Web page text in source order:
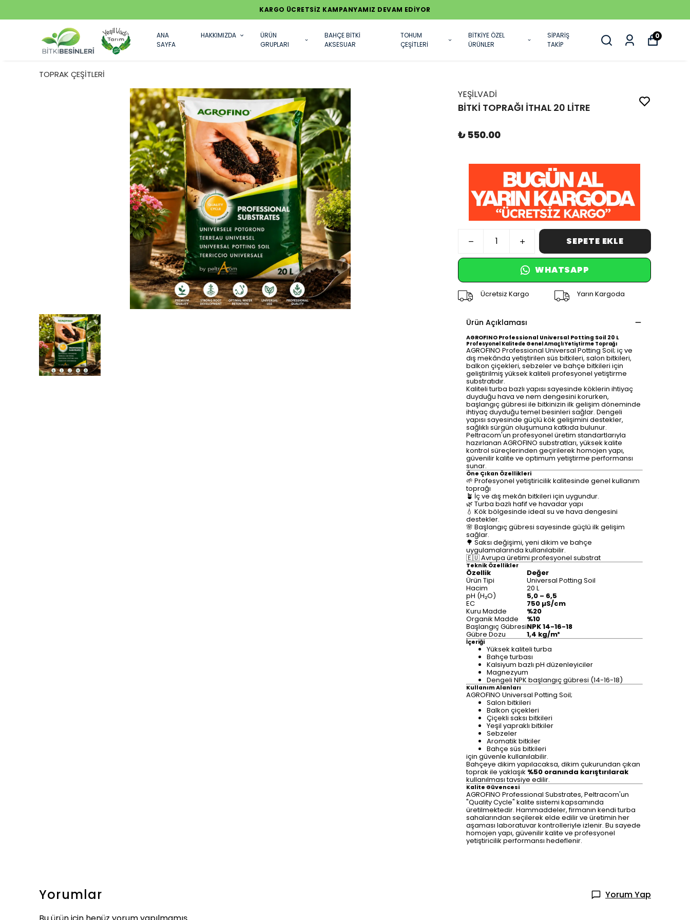
KARGO ÜCRETSİZ KAMPANYAMIZ DEVAM EDİYOR
ANA
SAYFA
HAKKIMIZDA
ÜRÜN
GRUPLARI
BAHÇE BİTKİ
AKSESUAR
TOHUM
ÇEŞİTLERİ
BİTKİYE ÖZEL
ÜRÜNLER
SİPARİŞ
TAKİP
0
TOPRAK ÇEŞİTLERİ
YEŞİLVADİ
BİTKİ TOPRAĞI İTHAL 20 LİTRE
₺ 550.00
SEPETE EKLE
WHATSAPP
Ücretsiz Kargo Yarın Kargoda
Ürün Açıklaması
AGROFINO Professional Universal Potting Soil 20 L
Profesyonel Kalitede Genel Amaçlı Yetiştirme Toprağı
AGROFINO Professional Universal Potting Soil; iç ve
dış mekânda yetiştirilen süs bitkileri, salon bitkileri,
balkon çiçekleri, sebzeler ve bahçe bitkileri için
geliştirilmiş yüksek kaliteli profesyonel yetiştirme
substratıdır.
Kaliteli turba bazlı yapısı sayesinde köklerin ihtiyaç
duyduğu hava ve nem dengesini korurken,
başlangıç gübresi ile bitkinizin ilk gelişim döneminde
ihtiyaç duyduğu temel besinleri sağlar. Dengeli
yapısı sayesinde güçlü kök gelişimini destekler,
sağlıklı sürgün oluşumuna katkıda bulunur.
Peltracom'un profesyonel üretim standartlarıyla
hazırlanan AGROFINO substratları, yüksek kalite
kontrol süreçlerinden geçirilerek homojen yapı,
güvenilir kalite ve optimum yetiştirme performansı
sunar.
Öne Çıkan Özellikleri
🌱 Profesyonel yetiştiricilik kalitesinde genel kullanım
toprağı
🪴 İç ve dış mekân bitkileri için uygundur.
🌿 Turba bazlı hafif ve havadar yapı
💧 Kök bölgesinde ideal su ve hava dengesini
destekler.
🌸 Başlangıç gübresi sayesinde güçlü ilk gelişim
sağlar.
🌳 Saksı değişimi, yeni dikim ve bahçe
uygulamalarında kullanılabilir.
🇪🇺 Avrupa üretimi profesyonel substrat
Teknik Özellikler
Özellik Değer
Ürün Tipi Universal Potting Soil
Hacim 20 L
pH (H₂O) 5,0 – 6,5
EC 750 µS/cm
Kuru Madde %20
Organik Madde %10
Başlangıç GübresiNPK 14-16-18
Gübre Dozu 1,4 kg/m³
İçeriği
Yüksek kaliteli turba
Bahçe turbası
Kalsiyum bazlı pH düzenleyiciler
Magnezyum
Dengeli NPK başlangıç gübresi (14-16-18)
Kullanım Alanları
AGROFINO Universal Potting Soil;
Salon bitkileri
Balkon çiçekleri
Çiçekli saksı bitkileri
Yeşil yapraklı bitkiler
Sebzeler
Aromatik bitkiler
Bahçe süs bitkileri
için güvenle kullanılabilir.
Bahçeye dikim yapılacaksa, dikim çukurundan çıkan
toprak ile yaklaşık %50 oranında karıştırılarak
kullanılması tavsiye edilir.
Kalite Güvencesi
AGROFINO Professional Substrates, Peltracom'un
"Quality Cycle" kalite sistemi kapsamında
üretilmektedir. Hammaddeler, firmanın kendi turba
sahalarından seçilerek elde edilir ve üretimin her
aşaması laboratuvar kontrolleriyle izlenir. Bu sayede
homojen yapı, güvenilir kalite ve profesyonel
yetiştiricilik performansı hedeflenir.
Yorumlar
Yorum Yap